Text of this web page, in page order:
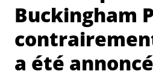
Buckingham
a été annoncé